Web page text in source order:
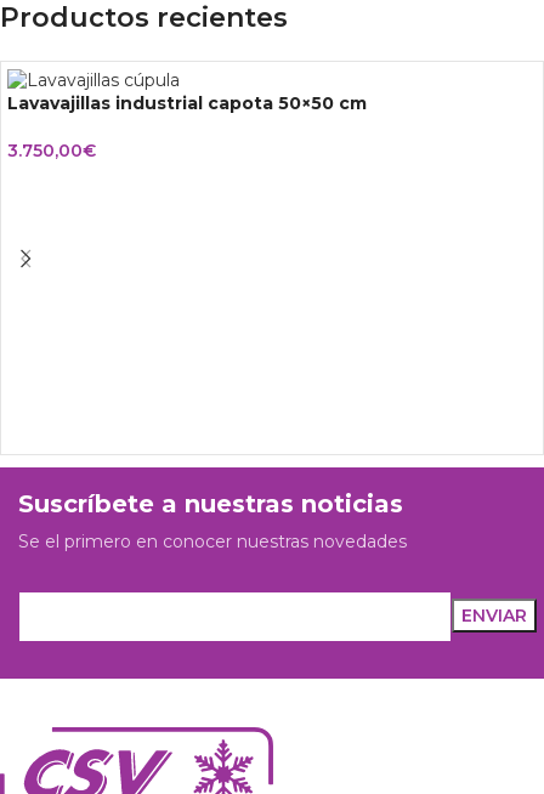
Productos recientes
Lavavajillas industrial capota 50×50 cm
3.750,00€
Suscríbete a nuestras noticias
Se el primero en conocer nuestras novedades